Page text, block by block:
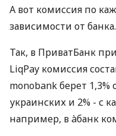
А вот комиссия по
зависимости от банка.
Так, в ПриватБанк
LiqPay комиссия
monobank берет
украинских и 2% - с
например, в àбанк